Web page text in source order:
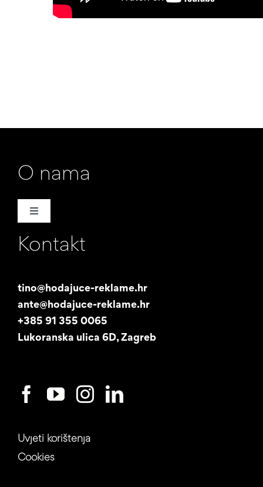
O nama
Toggle
Naša priča
Studentski posao
Kontakt
tino@hodajuce-reklame.hr
ante@hodajuce-reklame.hr
+385 91 355 0065
Lukoranska ulica 6D, Zagreb
Uvjeti korištenja
Cookies